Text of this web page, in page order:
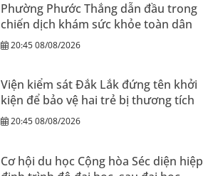
Phường Phước Thắng dẫn đầu trong
chiến dịch khám sức khỏe toàn dân
20:45 08/08/2026
Viện kiểm sát Đắk Lắk đứng tên khởi
kiện để bảo vệ hai trẻ bị thương tích
20:45 08/08/2026
Cơ hội du học Cộng hòa Séc diện hiệp